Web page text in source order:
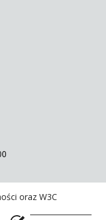
oraz W3C